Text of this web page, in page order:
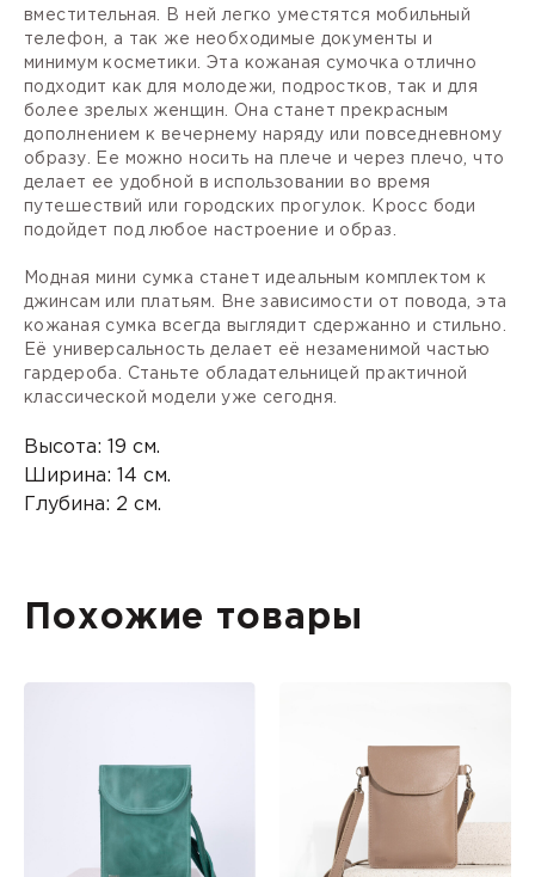
вместительная. В ней легко уместятся мобильный
телефон, а так же необходимые документы и
минимум косметики. Эта кожаная сумочка отлично
подходит как для молодежи, подростков, так и для
более зрелых женщин. Она станет прекрасным
дополнением к вечернему наряду или повседневному
образу. Ее можно носить на плече и через плечо, что
делает ее удобной в использовании во время
путешествий или городских прогулок. Кросс боди
подойдет под любое настроение и образ.
Модная мини сумка станет идеальным комплектом к
джинсам или платьям. Вне зависимости от повода, эта
кожаная сумка всегда выглядит сдержанно и стильно.
Её универсальность делает её незаменимой частью
гардероба. Станьте обладательницей практичной
классической модели уже сегодня.
Высота: 19 см.
Ширина: 14 см.
Глубина: 2 см.
Похожие товары